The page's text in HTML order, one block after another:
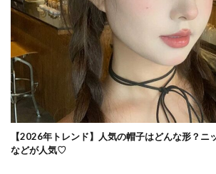
【2026年トレンド】人気の帽子はどんな形？ニ
などが人気♡